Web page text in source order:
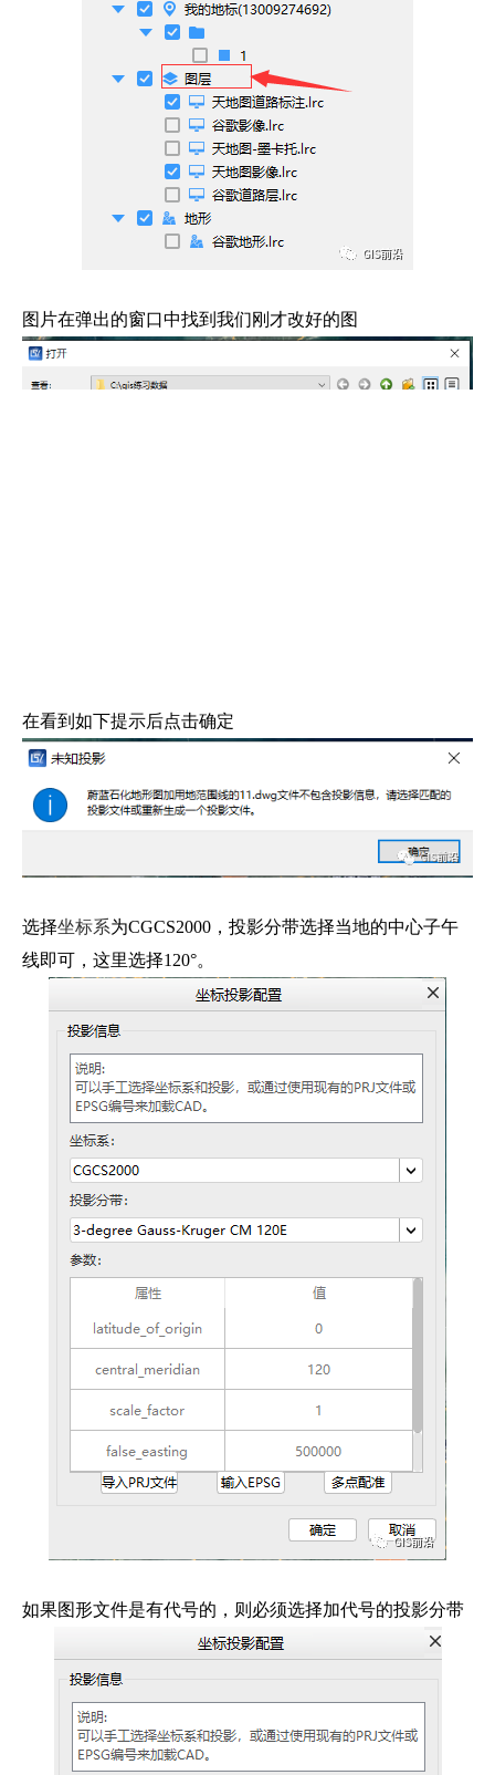
图片在弹出的窗口中找到我们刚才改好的图
在看到如下提示后点击确定
选择坐标系为CGCS2000，投影分带选择当地的中心子午
线即可，这里选择120°。
如果图形文件是有代号的，则必须选择加代号的投影分带